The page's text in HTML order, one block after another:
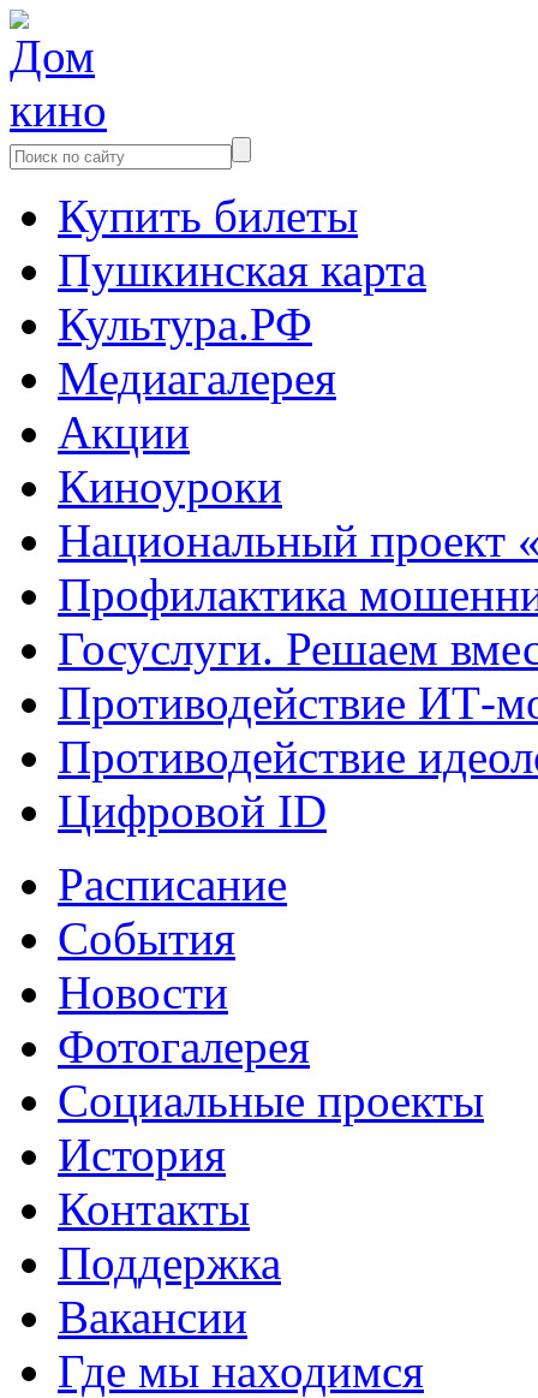
Купить билеты
Пушкинская карта
Культура.РФ
Медиагалерея
Акции
Киноуроки
Национальный проект
Профилактика
Госуслуги. Решаем
Противодействие ИТ-
Противодействие
Цифровой ID
Расписание
События
Новости
Фотогалерея
Социальные проекты
История
Контакты
Поддержка
Вакансии
Где мы находимся